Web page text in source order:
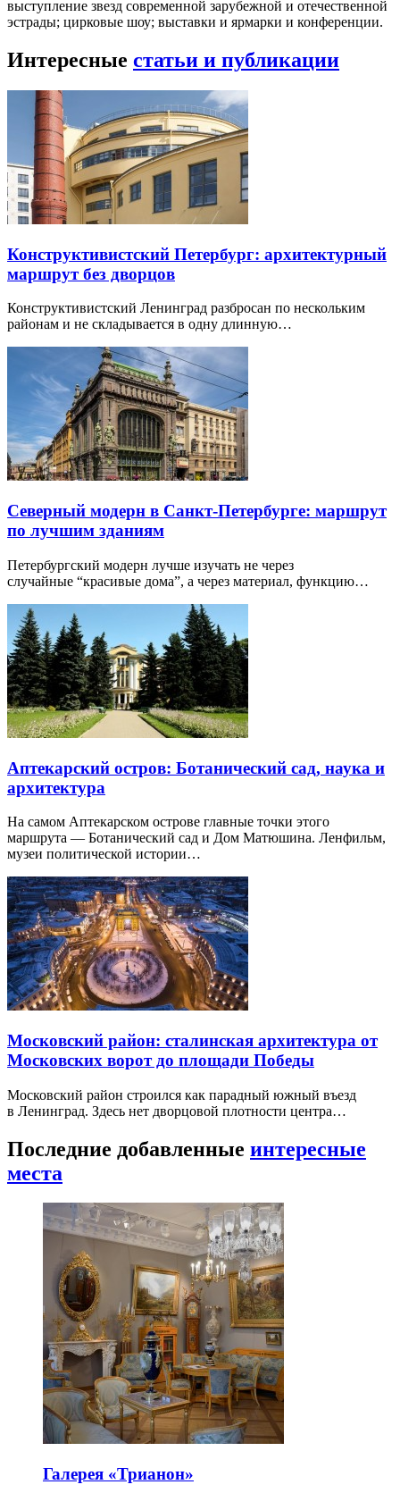
выступление звезд современной зарубежной и отечественной
эстрады; цирковые шоу; выставки и ярмарки и конференции.
Интересные статьи и публикации
Конструктивистский Петербург: архитектурный
маршрут без дворцов
Конструктивистский Ленинград разбросан по нескольким
районам и не складывается в одну длинную…
Северный модерн в Санкт-Петербурге: маршрут
по лучшим зданиям
Петербургский модерн лучше изучать не через
случайные “красивые дома”, а через материал, функцию…
Аптекарский остров: Ботанический сад, наука и
архитектура
На самом Аптекарском острове главные точки этого
маршрута — Ботанический сад и Дом Матюшина. Ленфильм,
музеи политической истории…
Московский район: сталинская архитектура от
Московских ворот до площади Победы
Московский район строился как парадный южный въезд
в Ленинград. Здесь нет дворцовой плотности центра…
Последние добавленные интересные
места
Галерея «Трианон»